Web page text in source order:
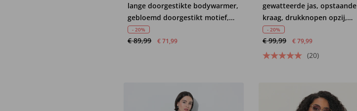
lange doorgestikte bodywarmer,
gebloemd doorgestikt motief,
capuchon, 2-weg rits
- 20%
€ 89,99 € 71,99
gewatteerde jas, opstaande
kraag, drukknopen opzij,
cupmouwen
- 20%
€ 99,99 € 79,99
(20)